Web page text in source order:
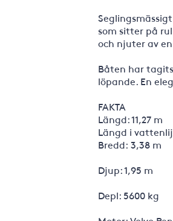
som sitter på
och njuter av
Båten har
löpande. En
FAKTA
Längd: 11,27 m
Längd i
Bredd: 3,38 m
Djup: 1,95 m
Depl: 5600 kg